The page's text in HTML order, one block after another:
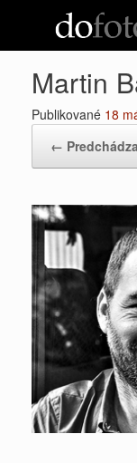
Martin
Publikované 18
←